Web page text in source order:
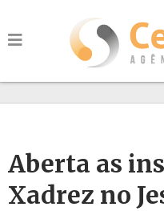
Aberta as
Xadrez no